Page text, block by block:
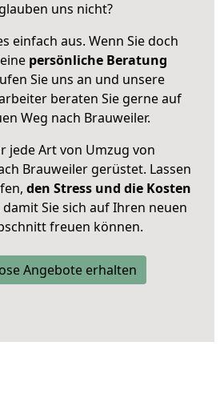
uns nicht?
einfach aus. Wenn Sie doch
persönliche Beratung
Sie uns an und unsere
beraten Sie gerne auf
Weg nach Brauweiler.
jede Art von Umzug von
Brauweiler gerüstet. Lassen
den Stress und die Kosten
damit Sie sich auf Ihren neuen
freuen können.
Angebote erhalten